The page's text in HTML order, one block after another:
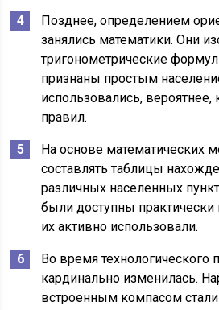
Позднее, определением
занялись математики. Они
тригонометрические
признаны простым
использовались,
правил.
На основе математических
составлять таблицы
различных населенных
были доступны
их активно использовали.
Во время технологического
кардинально изменилась.
встроенным компасом стали